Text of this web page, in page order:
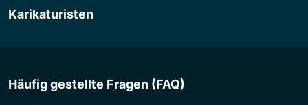
Karikaturisten
Häufig gestellte Fragen (FAQ)